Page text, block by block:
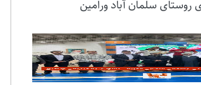
روستای سلمان آباد ورامین